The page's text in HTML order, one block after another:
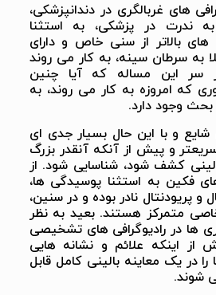
های غربالگری در دندانپزشکی،
به ندرت در پزشکی، به استثنا
های بالاتر از سنی خاص و دارای
به سرطان سینه، به کار می روند
سر این مساله که آیا چنین
که امروزه به کار می روند، به
بحث وجود دارد.
شایع و با این حال بسیار جدی ای
و پیش از آنکه آنقدر بزرگ
کشف شود، شناسایی شود. از
فکین به استثنا پوسیدگی ها،
و پریودنتال نادر بوده و در سنین،
متمرکز هستند. بعید به نظر
ها در رادیوگرافی های تشخیصی
از اینکه علائم و نشانه هایی
در یک معاینه بالینی کامل قابل
شوند.